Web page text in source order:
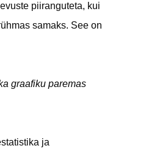
piiranguteta, kui
samaks. See on
graafiku paremas
ja